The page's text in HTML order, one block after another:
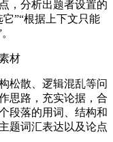
，分析出题者设置的
”“根据上下文只能
材
松散、逻辑混乱等问
思路，充实论据，合
段落的用词、结构和
题词汇表达以及论点